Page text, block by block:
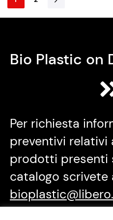
Bio Plastic on
Per richiesta
preventivi relativi
prodotti presenti
catalogo scrivete